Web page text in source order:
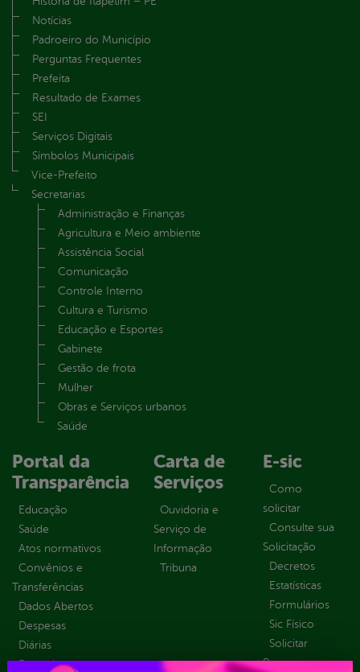
Notícias
Padroeiro do Município
Perguntas Frequentes
Prefeita
Resultado de Exames
SEI
Serviços Digitais
Símbolos Municipais
Vice-Prefeito
Secretarias
Administração e Finanças
Agricultura e Meio ambiente
Assistência Social
Comunicação
Controle Interno
Cultura e Turismo
Educação e Esportes
Gabinete
Gestão de frota
Mulher
Obras e Serviços urbanos
Saúde
Portal da
Transparência
Educação
Saúde
Atos normativos
Convênios e
Transferências
Dados Abertos
Despesas
Diárias
Emendas
Carta de
Serviços
Ouvidoria e
Serviço de
Informação
Tribuna
E-sic
Como
solicitar
Consulte sua
Solicitação
Decretos
Estatísticas
Formulários
Sic Físico
Solicitar
Recurso